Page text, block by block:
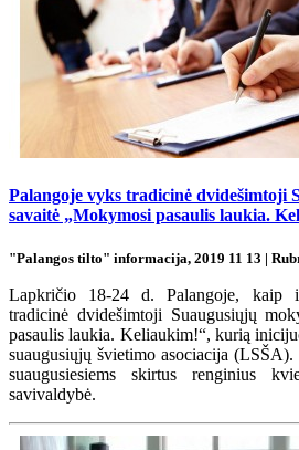
Palangoje vyks tradicinė dvidešimtoji
savaitė „Mokymosi pasaulis laukia.
"Palangos tilto" informacija, 2019 11 13 |
Lapkričio 18-24 d. Palangoje, kaip
tradicinė dvidešimtoji Suaugusiųjų
pasaulis laukia. Keliaukim!“, kurią
suaugusiųjų švietimo asociacija
suaugusiesiems skirtus renginius
savivaldybė.